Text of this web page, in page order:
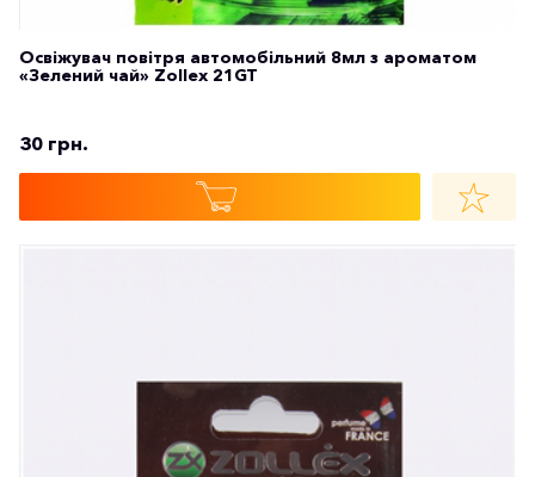
Освіжувач повітря автомобільний 8мл з ароматом
«Зелений чай» Zollex 21GT
30 грн.